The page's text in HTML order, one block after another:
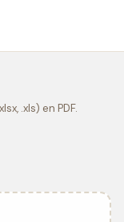
.xls) en PDF.